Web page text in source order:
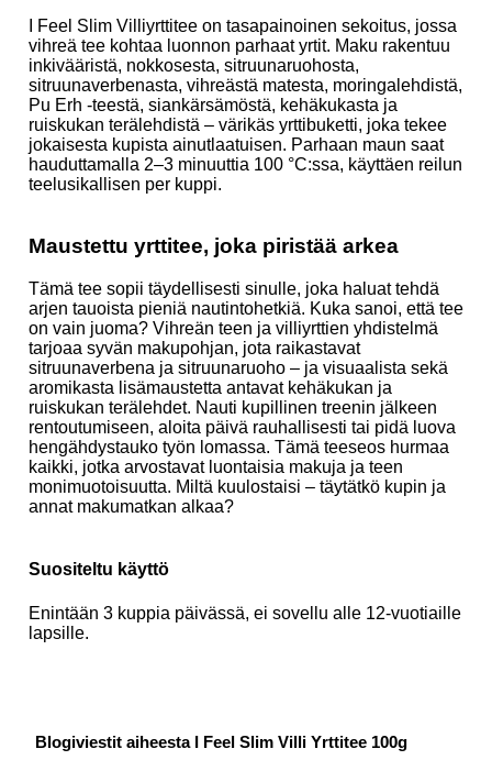
I Feel Slim Villiyrttitee on tasapainoinen sekoitus, jossa
vihreä tee kohtaa luonnon parhaat yrtit. Maku rakentuu
inkivääristä, nokkosesta, sitruunaruohosta,
sitruunaverbenasta, vihreästä matesta, moringalehdistä,
Pu Erh -teestä, siankärsämöstä, kehäkukasta ja
ruiskukan terälehdistä – värikäs yrttibuketti, joka tekee
jokaisesta kupista ainutlaatuisen. Parhaan maun saat
hauduttamalla 2–3 minuuttia 100 °C:ssa, käyttäen reilun
teelusikallisen per kuppi.
Maustettu yrttitee, joka piristää arkea
Tämä tee sopii täydellisesti sinulle, joka haluat tehdä
arjen tauoista pieniä nautintohetkiä. Kuka sanoi, että tee
on vain juoma? Vihreän teen ja villiyrttien yhdistelmä
tarjoaa syvän makupohjan, jota raikastavat
sitruunaverbena ja sitruunaruoho – ja visuaalista sekä
aromikasta lisämaustetta antavat kehäkukan ja
ruiskukan terälehdet. Nauti kupillinen treenin jälkeen
rentoutumiseen, aloita päivä rauhallisesti tai pidä luova
hengähdystauko työn lomassa. Tämä teeseos hurmaa
kaikki, jotka arvostavat luontaisia makuja ja teen
monimuotoisuutta. Miltä kuulostaisi – täytätkö kupin ja
annat makumatkan alkaa?
Suositeltu käyttö
Enintään 3 kuppia päivässä, ei sovellu alle 12-vuotiaille
lapsille.
Blogiviestit aiheesta I Feel Slim Villi Yrttitee 100g